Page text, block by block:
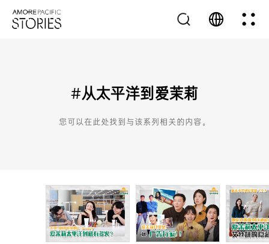
#从太平洋到爱茉莉
您可以在此处找到与该系列相关的内容。